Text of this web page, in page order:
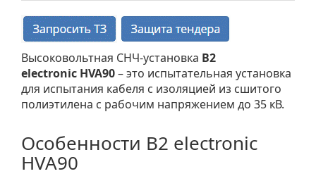
Высоковольтная СНЧ-установка B2
electronic HVA90– это испытательная установка
для испытания кабеля с изоляцией из сшитого
полиэтилена с рабочим напряжением до 35 кВ.
Особенности B2 electronic
HVA90